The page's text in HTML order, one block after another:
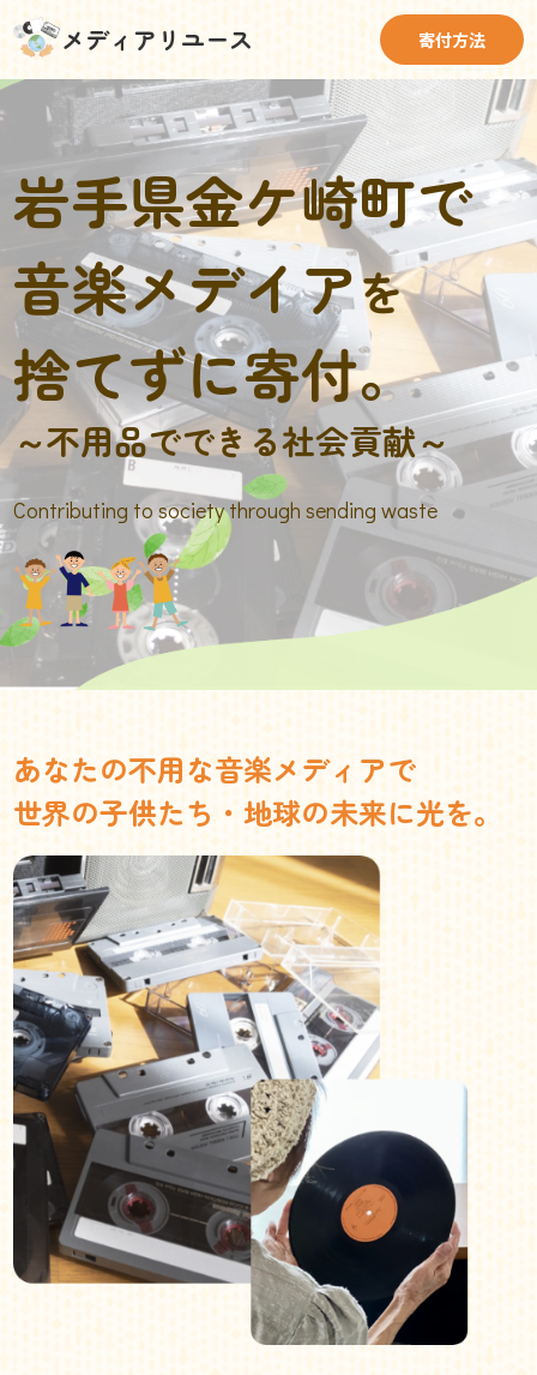
メディアリユース 寄付方法
岩手県金ケ崎町で
音楽メデイアを
捨てずに寄付。
～不用品でできる社会貢献～
Contributing to society through sending waste
あなたの不用な音楽メディアで
世界の子供たち・地球の未来に光を。